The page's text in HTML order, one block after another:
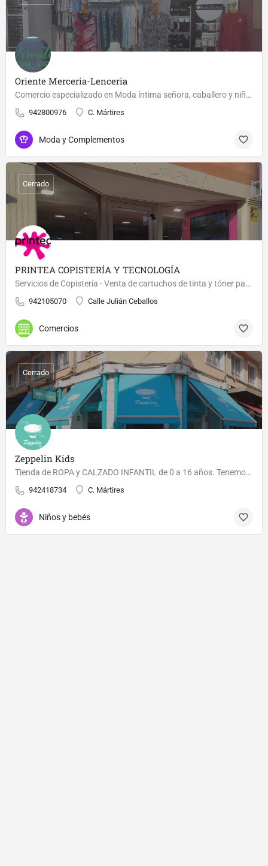
Oriente Merceria-Lenceria
Comercio especializado en Moda íntima señora, caballero y niños. También amplio muestrario en Mercería y…
942800976 C. Mártires
Moda y Complementos
PRINTEA COPISTERÍA Y TECNOLOGÍA
Servicios de Copistería - Venta de cartuchos de tinta y tóner para impresoras - Servicio Técnico Informático…
942105070 Calle Julián Ceballos
Cerrado
Comercios
Zeppelin Kids
Tienda de ROPA y CALZADO INFANTIL de 0 a 16 años. Tenemos una zona de ocio para los peques para que ellos…
942418734 C. Mártires
Cerrado
Niños y bebés